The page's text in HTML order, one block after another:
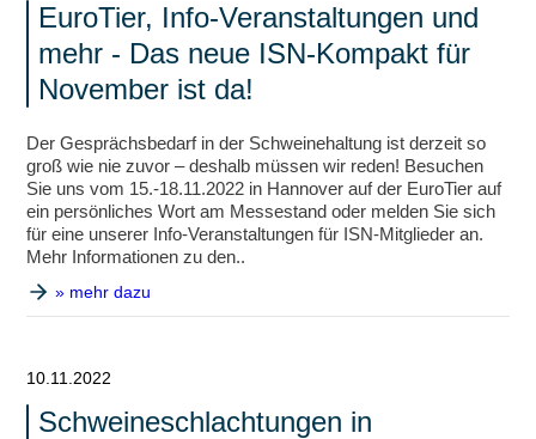
EuroTier, Info-Veranstaltungen und
mehr - Das neue ISN-Kompakt für
November ist da!
Der Gesprächsbedarf in der Schweinehaltung ist derzeit so
groß wie nie zuvor – deshalb müssen wir reden! Besuchen
Sie uns vom 15.-18.11.2022 in Hannover auf der EuroTier auf
ein persönliches Wort am Messestand oder melden Sie sich
für eine unserer Info-Veranstaltungen für ISN-Mitglieder an.
Mehr Informationen zu den..
» mehr dazu
10.11.2022
Schweineschlachtungen in